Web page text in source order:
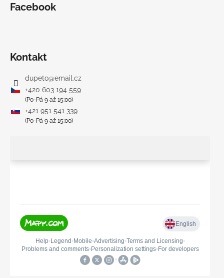
Facebook
Kontakt
dupeto@email.cz
+420 603 194 559
(Po-Pá 9 až 15:00)
+421 951 541 339
(Po-Pá 9 až 15:00)